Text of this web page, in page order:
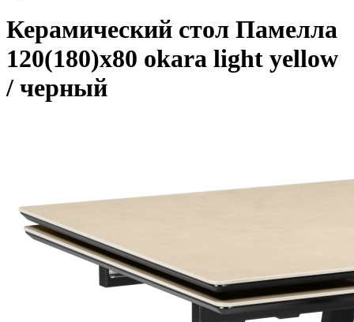
Керамический стол Памелла
120(180)х80 okara light yellow
/ черный